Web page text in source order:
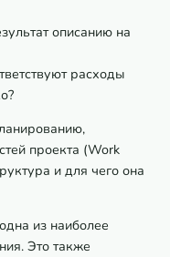
описанию на
расходы
проекта (Work
и для чего она
из наиболее
Это также